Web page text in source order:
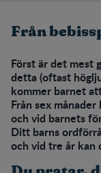
Från
Först är det mest
detta (oftast
kommer barnet
Från sex
och vid barnets
Ditt barns
och vid tre år kan